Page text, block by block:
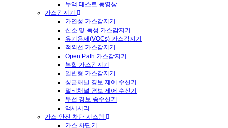
누액 테스트 동영상
가스감지기
가연성 가스감지기
산소 및 독성 가스감지기
유기용제(VOCs) 가스감지기
적외선 가스감지기
Open Path 가스감지기
복합 가스감지기
일반형 가스감지기
싱글채널 경보 제어 수신기
멀티채널 경보 제어 수신기
무선 경보 송수신기
액세서리
가스 안전 차단 시스템
가스 차단기